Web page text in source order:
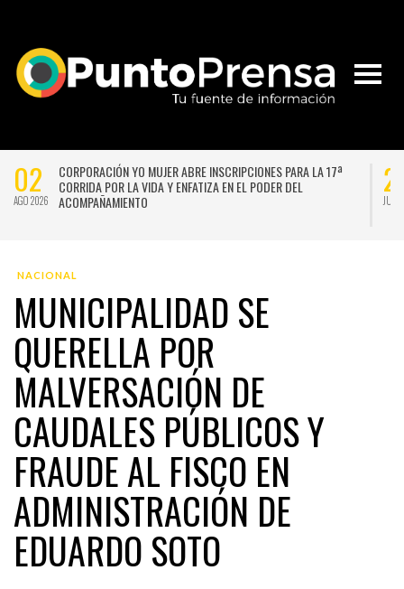
02
AGO 2026
CORPORACIÓN YO MUJER ABRE INSCRIPCIONES PARA LA 17ª
CORRIDA POR LA VIDA Y ENFATIZA EN EL PODER DEL
ACOMPAÑAMIENTO
JUL
NACIONAL
MUNICIPALIDAD SE
QUERELLA POR
MALVERSACIÓN DE
CAUDALES PÚBLICOS Y
FRAUDE AL FISCO EN
ADMINISTRACIÓN DE
EDUARDO SOTO